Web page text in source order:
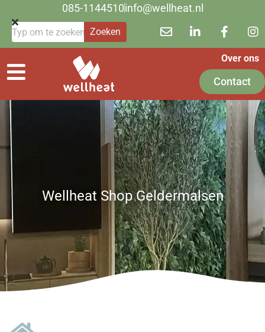
085-1144510info@wellheat.nl
Zoeken
Over ons
Contact
Wellheat Shop Geldermalsen